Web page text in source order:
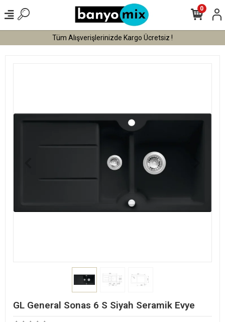
Tüm Alışverişlerinizde Kargo Ücretsiz !
0
GL General Sonas 6 S Siyah Seramik Evye